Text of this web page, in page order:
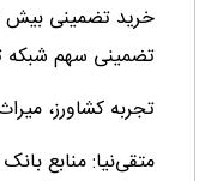
تضمینی سهم شبکه
تجربه کشاورز،
متقی‌نیا: منابع